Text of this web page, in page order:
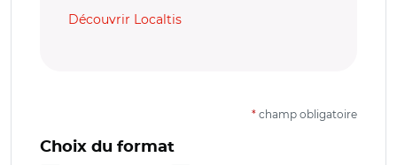
Découvrir Localtis
* champ obligatoire
Choix du format